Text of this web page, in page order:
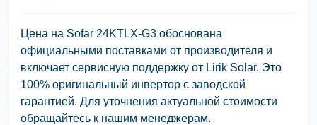
Цена на Sofar 24KTLX-G3 обоснована
официальными поставками от производителя и
включает сервисную поддержку от Lirik Solar. Это
100% оригинальный инвертор с заводской
гарантией. Для уточнения актуальной стоимости
обращайтесь к нашим менеджерам.